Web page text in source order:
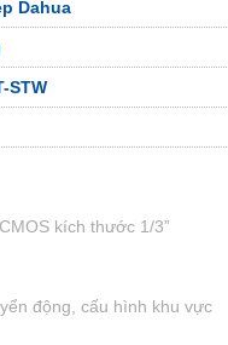
Dahua
STW
kích thước 1/3”
động, cấu hình khu vực